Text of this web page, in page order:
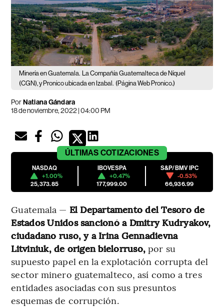
Minería en Guatemala. La Compañía Guatemalteca de Níquel
(CGN), y Pronico ubicada en Izabal. (Página Web Pronico.)
PorNatiana Gándara
18 de noviembre, 2022 | 04:00 PM
ÚLTIMAS COTIZACIONES
NASDAQ
+1.00%
25,373.85
IBOVESPA
+0.47%
177,999.00
S&P/BMV IPC
-0.53%
66,936.99
Guatemala — El Departamento del Tesoro de
Estados Unidos sancionó a Dmitry Kudryakov,
ciudadano ruso, y a Irina Gennadievna
Litviniuk, de origen bielorruso, por su
supuesto papel en la explotación corrupta del
sector minero guatemalteco, así como a tres
entidades asociadas con sus presuntos
esquemas de corrupción.